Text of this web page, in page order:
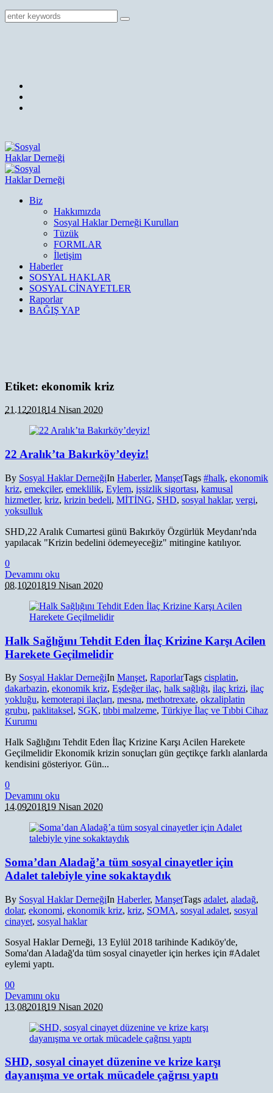
Biz
Hakkımızda
Sosyal Haklar Derneği Kurulları
Tüzük
FORMLAR
İletişim
Haberler
SOSYAL HAKLAR
SOSYAL CİNAYETLER
Raporlar
BAĞIŞ YAP
Etiket: ekonomik kriz
21.12201814 Nisan 2020
22 Aralık’ta Bakırköy’deyiz!
By Sosyal Haklar DerneğiIn Haberler, ManşetTags #halk, ekonomik
kriz, emekçiler, emeklilik, Eylem, işsizlik sigortası, kamusal
hizmetler, kriz, krizin bedeli, MİTİNG, SHD, sosyal haklar, vergi,
yoksulluk
SHD,22 Aralık Cumartesi günü Bakırköy Özgürlük Meydanı'nda
yapılacak "Krizin bedelini ödemeyeceğiz" mitingine katılıyor.
0
Devamını oku
08.10201819 Nisan 2020
Halk Sağlığını Tehdit Eden İlaç Krizine Karşı Acilen
Harekete Geçilmelidir
By Sosyal Haklar DerneğiIn Manşet, RaporlarTags cisplatin,
dakarbazin, ekonomik kriz, Eşdeğer ilaç, halk sağlığı, ilaç krizi, ilaç
yokluğu, kemoterapi ilaçları, mesna, methotrexate, okzaliplatin
grubu, paklitaksel, SGK, tıbbi malzeme, Türkiye İlaç ve Tıbbi Cihaz
Kurumu
Halk Sağlığını Tehdit Eden İlaç Krizine Karşı Acilen Harekete
Geçilmelidir Ekonomik krizin sonuçları gün geçtikçe farklı alanlarda
kendisini gösteriyor. Gün...
0
Devamını oku
14.09201819 Nisan 2020
Soma’dan Aladağ’a tüm sosyal cinayetler için
Adalet talebiyle yine sokaktaydık
By Sosyal Haklar DerneğiIn Haberler, ManşetTags adalet, aladağ,
dolar, ekonomi, ekonomik kriz, kriz, SOMA, sosyal adalet, sosyal
cinayet, sosyal haklar
Sosyal Haklar Derneği, 13 Eylül 2018 tarihinde Kadıköy'de,
Soma'dan Aladağ'da tüm sosyal cinayetler için herkes için #Adalet
eylemi yaptı.
00
Devamını oku
13.08201819 Nisan 2020
SHD, sosyal cinayet düzenine ve krize karşı
dayanışma ve ortak mücadele çağrısı yaptı